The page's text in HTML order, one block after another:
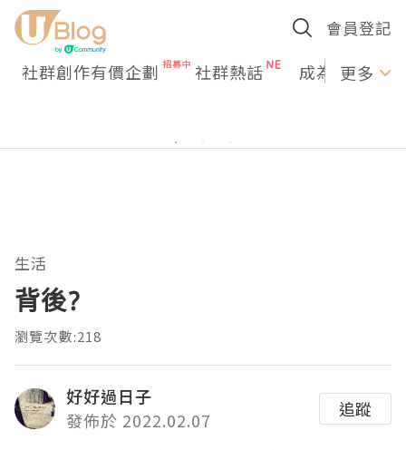
會員登記
社群創作有價企劃 社群熱話 成為U更多
生活
背後?
瀏覽次數:218
好好過日子
發佈於 2022.02.07
追蹤